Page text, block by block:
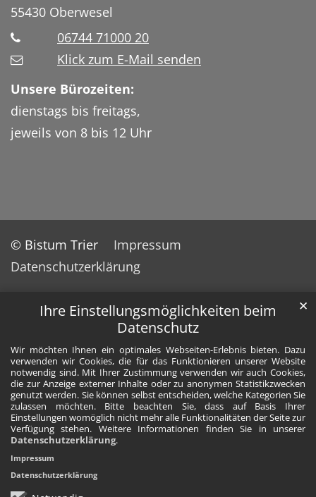
Ihre Einstellungsmöglichkeiten beim
Datenschutz
Wir möchten Ihnen ein optimales Webseiten-Erlebnis bieten. Dazu
verwenden wir Cookies, die für das Funktionieren unserer Website
notwendig sind. Mit Ihrer Zustimmung verwenden wir auch Cookies,
die zur Anzeige externer Inhalte oder zu anonymen Statistikzwecken
genutzt werden. Sie können selbst entscheiden, welche Kategorien Sie
zulassen möchten. Bitte beachten Sie, dass auf Basis Ihrer
Einstellungen womöglich nicht mehr alle Funktionalitäten der Seite zur
Verfügung stehen. Weitere Informationen finden Sie in unserer
Datenschutzerklärung.
✕
Impressum
Datenschutzerklärung
55430 Oberwesel
06744 71000 20
Klick zum E-Mail senden
Unsere Bürozeiten:
dienstags bis freitags,
jeweils von 8 bis 12 Uhr
© Bistum Trier
Impressum
Datenschutzerklärung